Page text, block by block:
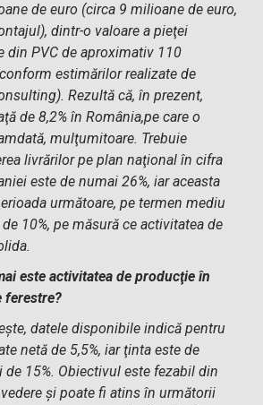
de euro (circa 9 milioane de euro,
dintr-o valoare a pieţei
din PVC de aproximativ 110
estimărilor realizate de
Rezultă că, în prezent,
de 8,2% în România,pe care o
mulţumitoare. Trebuie
livrărilor pe plan naţional în cifra
este de numai 26%, iar aceasta
următoare, pe termen mediu
10%, pe măsură ce activitatea de
este activitatea de producţie în
ferestre?
datele disponibile indică pentru
netă de 5,5%, iar ţinta este de
de 15%. Obiectivul este fezabil din
şi poate fi atins în următorii